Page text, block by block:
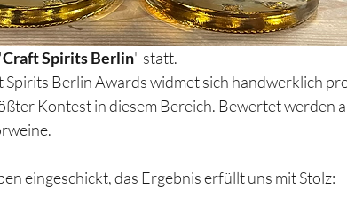
Craft Spirits Berlin" statt.
Berlin Awards widmet sich handwerklich
Kontest in diesem Bereich. Bewertet werden
eingeschickt, das Ergebnis erfüllt uns mit Stolz: